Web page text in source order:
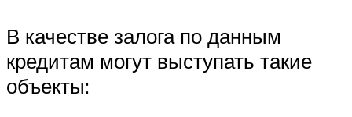
В качестве залога по данным
кредитам могут выступать такие
объекты: